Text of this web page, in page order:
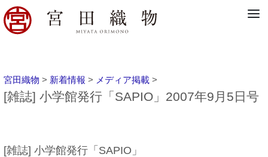
宮田織物 > 新着情報 > メディア掲載 >
[雑誌] 小学館発行「SAPIO」2007年9月5日号
[雑誌] 小学館発行「SAPIO」